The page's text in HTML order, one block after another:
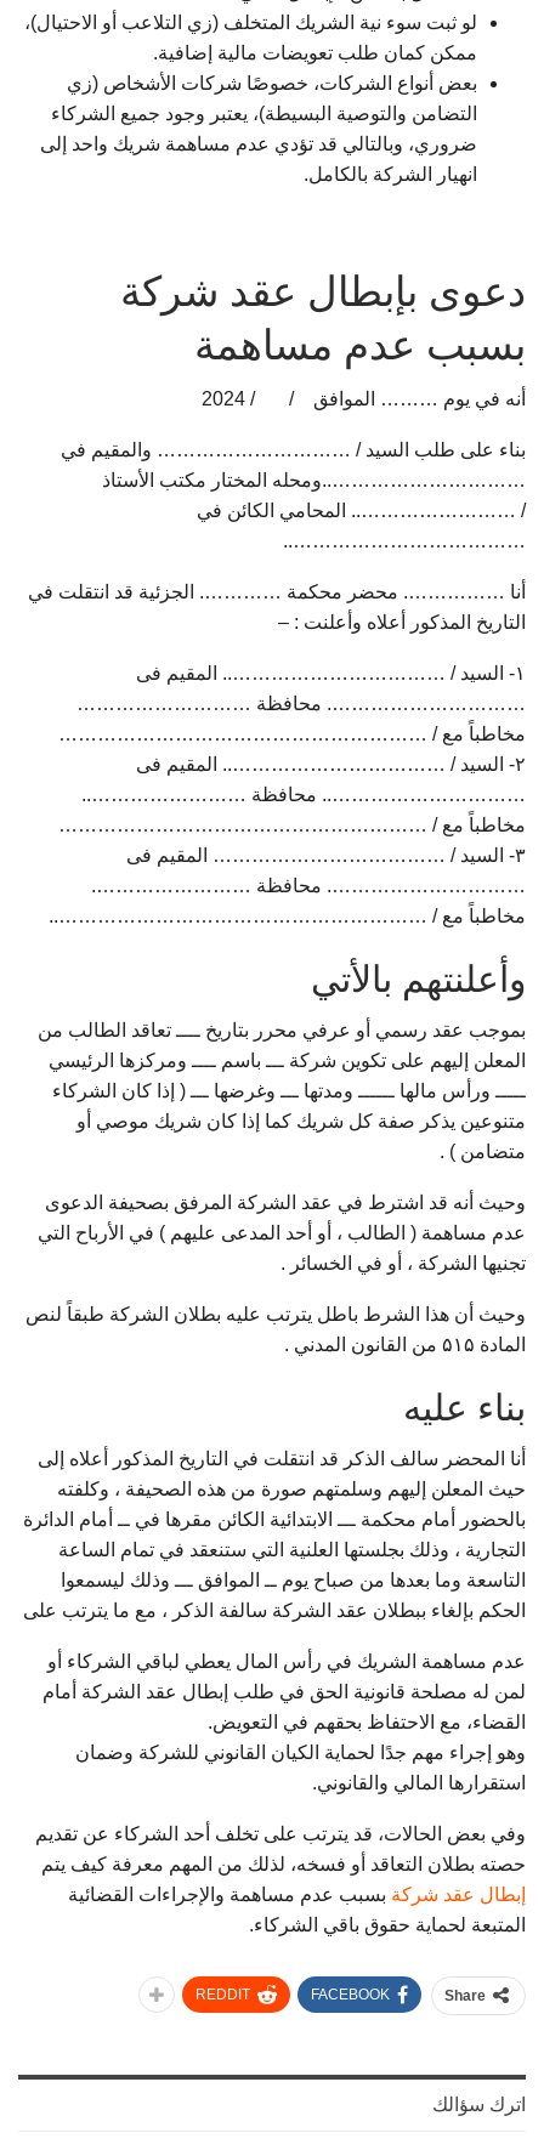
لو ثبت سوء نية الشريك المتخلف (زي التلاعب أو الاحتيال)،
ممكن كمان طلب تعويضات مالية إضافية.
بعض أنواع الشركات، خصوصًا شركات الأشخاص (زي
التضامن والتوصية البسيطة)، يعتبر وجود جميع الشركاء
ضروري، وبالتالي قد تؤدي عدم مساهمة شريك واحد إلى
انهيار الشركة بالكامل.
دعوى بإبطال عقد شركة
بسبب عدم مساهمة
أنه في يوم ……… الموافق / / 2024
بناء على طلب السيد / ………………………… والمقيم في
…………………………..ومحله المختار مكتب الأستاذ
/ …………………….. المحامي الكائن في
………………………………..
أنا ……………. محضر محكمة …………. الجزئية قد انتقلت في
التاريخ المذكور أعلاه وأعلنت : –
۱- السيد / …………………………….. المقيم فى
…………………………. محافظة ………………………
مخاطباً مع / …………………………………………………
۲- السيد / …………………………….. المقيم فى
………………………….. محافظة ……………………..
مخاطباً مع / …………………………………………………
۳- السيد / ……………………………… المقيم فى
…………………………. محافظة …………………….
مخاطباً مع / …………………………………………………..
وأعلنتهم بالأتي
بموجب عقد رسمي أو عرفي محرر بتاريخ ــــ تعاقد الطالب من
المعلن إليهم على تكوين شركة ـــ باسم ــــ ومركزها الرئيسي
ـــــ ورأس مالها ــــــ ومدتها ـــ وغرضها ـــ ( إذا كان الشركاء
متنوعين يذكر صفة كل شريك كما إذا كان شريك موصي أو
متضامن ) .
وحيث أنه قد اشترط في عقد الشركة المرفق بصحيفة الدعوى
عدم مساهمة ( الطالب ، أو أحد المدعى عليهم ) في الأرباح التي
تجنيها الشركة ، أو في الخسائر .
وحيث أن هذا الشرط باطل يترتب عليه بطلان الشركة طبقاً لنص
المادة ۵۱۵ من القانون المدني .
بناء عليه
أنا المحضر سالف الذكر قد انتقلت في التاريخ المذكور أعلاه إلى
حيث المعلن إليهم وسلمتهم صورة من هذه الصحيفة ، وكلفته
بالحضور أمام محكمة ـــ الابتدائية الكائن مقرها في ــ أمام الدائرة
التجارية ، وذلك بجلستها العلنية التي ستنعقد في تمام الساعة
التاسعة وما بعدها من صباح يوم ــ الموافق ـــ وذلك ليسمعوا
الحكم بإلغاء ببطلان عقد الشركة سالفة الذكر ، مع ما يترتب على
عدم مساهمة الشريك في رأس المال يعطي لباقي الشركاء أو
لمن له مصلحة قانونية الحق في طلب إبطال عقد الشركة أمام
القضاء، مع الاحتفاظ بحقهم في التعويض.
وهو إجراء مهم جدًا لحماية الكيان القانوني للشركة وضمان
استقرارها المالي والقانوني.
وفي بعض الحالات، قد يترتب على تخلف أحد الشركاء عن تقديم
حصته بطلان التعاقد أو فسخه، لذلك من المهم معرفة كيف يتم
إبطال عقد شركة بسبب عدم مساهمة والإجراءات القضائية
المتبعة لحماية حقوق باقي الشركاء.
Share
FACEBOOK
REDDIT
اترك سؤالك